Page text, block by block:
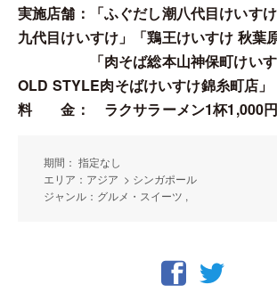
実施店舗：「ふぐだし潮八代目けいす
九代目けいすけ」「鶏王けいすけ 秋葉
「肉そば総本山神保町けいす
OLD STYLE肉そばけいすけ錦糸町店」
料 金： ラクサラーメン1杯1,000円
期間： 指定なし
エリア：アジア > シンガポール
ジャンル：グルメ・スイーツ ,